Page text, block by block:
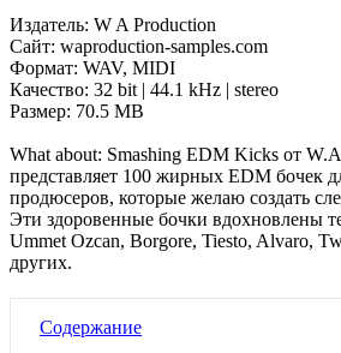
Издатель: W A Production
Сайт: waproduction-samples.com
Формат: WAV, MIDI
Качество: 32 bit | 44.1 kHz | stereo
Размер: 70.5 MB
What аbout: Smashing EDM Kicks от
представляет 100 жирных EDM бочек
продюсеров, которые желаю создать
Эти здоровенные бочки вдохновлены
Ummet Ozcan, Borgore, Tiesto, Alvaro,
других.
Содержание